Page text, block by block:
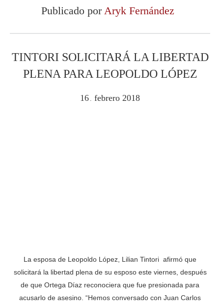
Publicado por Aryk Fernández
TINTORI SOLICITARÁ LA LIBERTAD
PLENA PARA LEOPOLDO LÓPEZ
16 febrero 2018
La esposa de Leopoldo López, Lilian Tintori afirmó que
solicitará la libertad plena de su esposo este viernes, después
de que Ortega Díaz reconociera que fue presionada para
acusarlo de asesino. “Hemos conversado con Juan Carlos